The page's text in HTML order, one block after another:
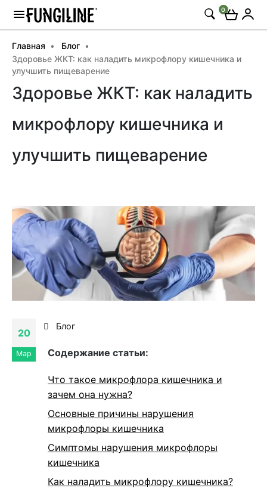
0
Главная
Блог
Здоровье ЖКТ: как наладить микрофлору кишечника и
улучшить пищеварение
Здоровье ЖКТ: как наладить
микрофлору кишечника и
улучшить пищеварение
20
Мар
Блог
Cодержание статьи:
Что такое микрофлора кишечника и
зачем она нужна?
Основные причины нарушения
микрофлоры кишечника
Симптомы нарушения микрофлоры
кишечника
Как наладить микрофлору кишечника?